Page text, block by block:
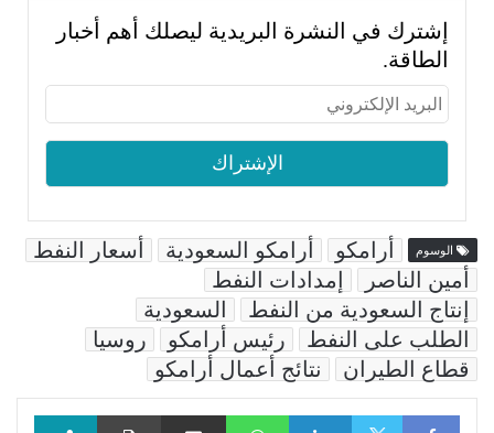
إشترك في النشرة البريدية ليصلك أهم أخبار
الطاقة.
الوسوم أرامكو أرامكو السعودية
أسعار النفط
أمين الناصر
إمدادات النفط
إنتاج السعودية من النفط
السعودية
الطلب على النفط
رئيس أرامكو
روسيا
قطاع الطيران
نتائج أعمال أرامكو
Facebook
LinkedIn
WhatsAppمشاركة عبر البريد طباعة